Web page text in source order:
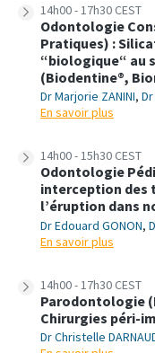
14h00 - 17h30 CEST
Odontologie
Pratiques) :
“biologique“ au
(Biodentine®,
Dr Marjorie ZANINI,
En savoir plus
14h00 - 15h30 CEST
Odontologie
interception des
l’éruption dans
Dr Edouard GONON,
En savoir plus
14h00 - 17h30 CEST
Parodontologie
Chirurgies péri-
Dr Christelle